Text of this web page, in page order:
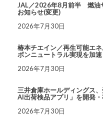
JAL／2026年8月前半 燃油
お知らせ(変更)
2026年7月30日
椿本チエイン／再生可能エ
ボンニュートラル実現を加速
2026年7月30日
三井倉庫ホールディングス
AI出荷検品アプリ」を開発
2026年7月30日